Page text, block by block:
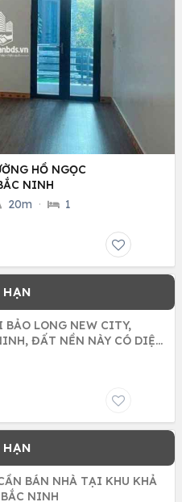
HỒ NGỌC
NINH
20m · 1
LONG NEW CITY,
ĐẤT NỀN NÀY CÓ DIỆN
BÁN NHÀ TẠI KHU KHẢ
NINH